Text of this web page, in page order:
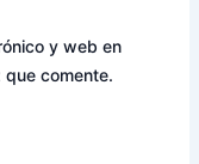
y web en
comente.